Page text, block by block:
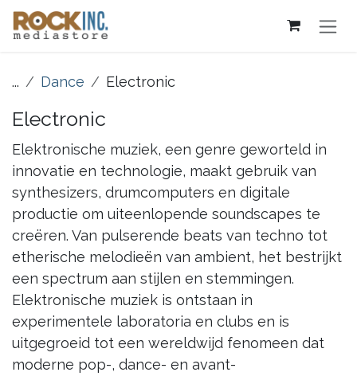
Overslaan naar inhoud
... Dance Electronic
Electronic
Elektronische muziek, een genre geworteld in
innovatie en technologie, maakt gebruik van
synthesizers, drumcomputers en digitale
productie om uiteenlopende soundscapes te
creëren. Van pulserende beats van techno tot
etherische melodieën van ambient, het bestrijkt
een spectrum aan stijlen en stemmingen.
Elektronische muziek is ontstaan ​​in
experimentele laboratoria en clubs en is
uitgegroeid tot een wereldwijd fenomeen dat
moderne pop-, dance- en avant-